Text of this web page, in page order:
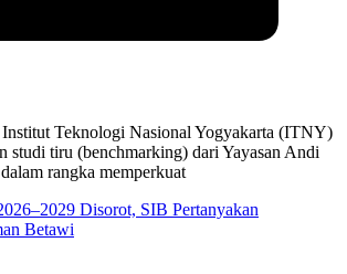
Teknologi Nasional Yogyakarta (ITNY)
studi tiru (benchmarking) dari Yayasan Andi
rangka memperkuat